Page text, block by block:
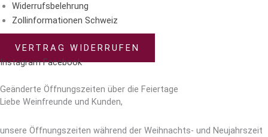
Widerrufsbelehrung
Zollinformationen Schweiz
VERTRAG WIDERRUFEN
Instagram Facebook
Geänderte Öffnungszeiten über die Feiertage
Liebe Weinfreunde und Kunden,
unsere Öffnungszeiten während der Weihnachts- und Neujahrszeit